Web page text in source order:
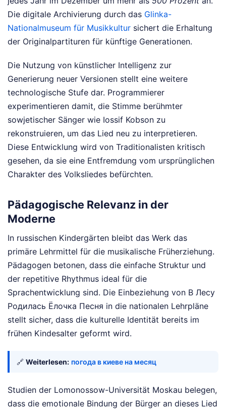
Die digitale Archivierung durch das Glinka-
Nationalmuseum für Musikkultur sichert die Erhaltung
der Originalpartituren für künftige Generationen.
Die Nutzung von künstlicher Intelligenz zur
Generierung neuer Versionen stellt eine weitere
technologische Stufe dar. Programmierer
experimentieren damit, die Stimme berühmter
sowjetischer Sänger wie Iossif Kobson zu
rekonstruieren, um das Lied neu zu interpretieren.
Diese Entwicklung wird von Traditionalisten kritisch
gesehen, da sie eine Entfremdung vom ursprünglichen
Charakter des Volksliedes befürchten.
Pädagogische Relevanz in der
Moderne
In russischen Kindergärten bleibt das Werk das
primäre Lehrmittel für die musikalische Früherziehung.
Pädagogen betonen, dass die einfache Struktur und
der repetitive Rhythmus ideal für die
Sprachentwicklung sind. Die Einbeziehung von В Лесу
Родилась Ёлочка Песня in die nationalen Lehrpläne
stellt sicher, dass die kulturelle Identität bereits im
frühen Kindesalter geformt wird.
🔗 Weiterlesen: погода в киеве на месяц
Studien der Lomonossow-Universität Moskau belegen,
dass die emotionale Bindung der Bürger an dieses Lied